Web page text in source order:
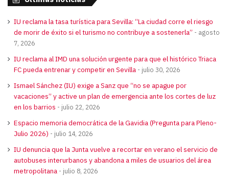
IU reclama la tasa turística para Sevilla: “La ciudad corre el riesgo
de morir de éxito si el turismo no contribuye a sostenerla”
agosto
7, 2026
IU reclama al IMD una solución urgente para que el histórico Triaca
FC pueda entrenar y competir en Sevilla
julio 30, 2026
Ismael Sánchez (IU) exige a Sanz que “no se apague por
vacaciones” y active un plan de emergencia ante los cortes de luz
en los barrios
julio 22, 2026
Espacio memoria democrática de la Gavidia (Pregunta para Pleno-
Julio 2026)
julio 14, 2026
IU denuncia que la Junta vuelve a recortar en verano el servicio de
autobuses interurbanos y abandona a miles de usuarios del área
metropolitana
julio 8, 2026